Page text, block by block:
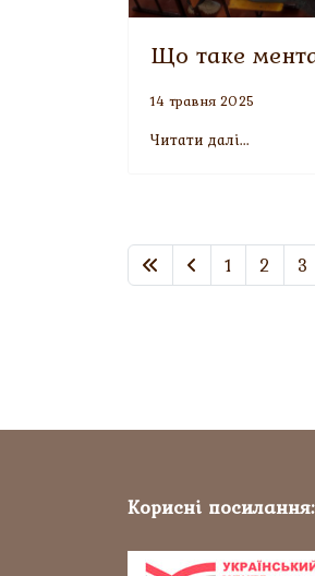
Що таке
14 травня 2025
Читати далі...
1 2 3
Корисні посилання: